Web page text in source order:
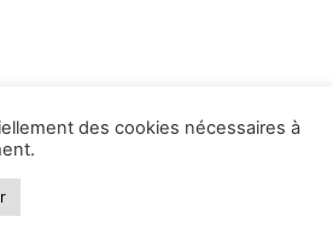
des cookies nécessaires à